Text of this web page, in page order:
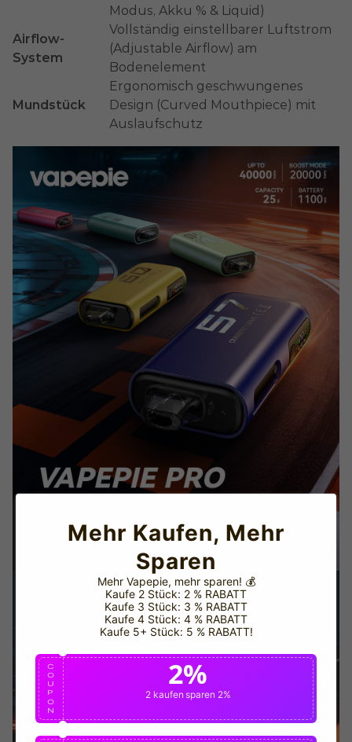
WARUM BEI UNS BESTELLEN?
www.vapepieshop.com
This store has earned the following certifications.
Certified Secure
Modus, Akku % & Liquid)
Airflow-
System
Vollständig einstellbarer Luftstrom
(Adjustable Airflow) am
Bodenelement
Mundstück
Ergonomisch geschwungenes
Design (Curved Mouthpiece) mit
Auslaufschutz
Mehr Kaufen, Mehr
Sparen
Mehr Vapepie, mehr sparen! 💰
Kaufe 2 Stück: 2 % RABATT
Kaufe 3 Stück: 3 % RABATT
Kaufe 4 Stück: 4 % RABATT
Kaufe 5+ Stück: 5 % RABATT!
C
O
U
P
O
N
2%
2 kaufen sparen 2%